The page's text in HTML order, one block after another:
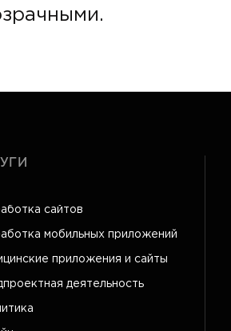
сайтов
мобильных приложений
приложения и сайты
деятельность